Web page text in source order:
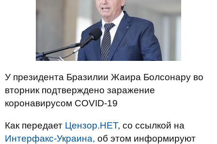
У президента Бразилии Жаира Болсонару во
вторник подтверждено заражение
коронавирусом COVID-19
Как передает Цензор.НЕТ, со ссылкой на
Интерфакс-Украина, об этом информируют